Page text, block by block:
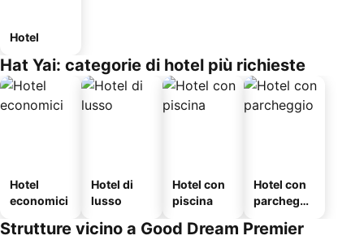
Hotel
Hat Yai: categorie di hotel più richieste
Hotel
economici
Hotel di
lusso
Hotel con
piscina
Hotel con
parcheggi
Strutture vicino a Good Dream Premier